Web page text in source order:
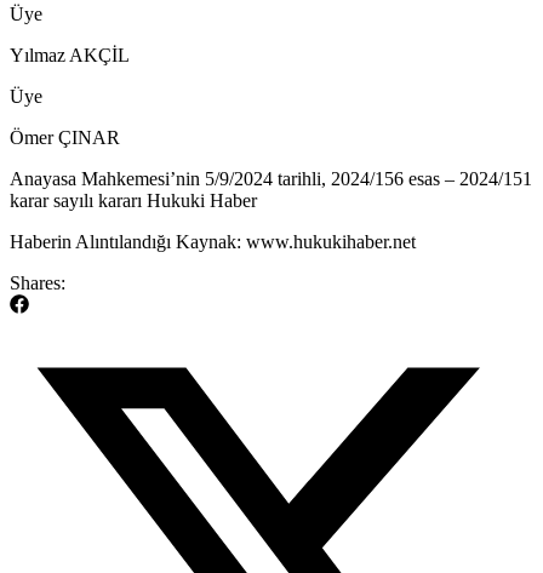
Üye
Yılmaz AKÇİL
Üye
Ömer ÇINAR
​Anayasa Mahkemesi’nin 5/9/2024 tarihli, 2024/156 esas – 2024/151
karar sayılı kararı Hukuki Haber
Haberin Alıntılandığı Kaynak: www.hukukihaber.net
Shares: